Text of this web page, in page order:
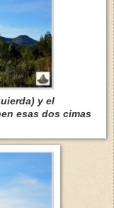
y el
esas dos cimas